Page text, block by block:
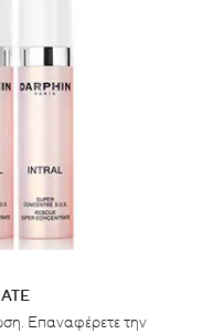
Επαναφέρετε την